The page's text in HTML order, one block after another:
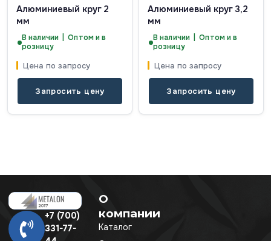
Алюминиевый круг 2
мм
В наличии | Оптом и в
розницу
Цена по запросу
Запросить цену
Алюминиевый круг 3,2
мм
В наличии | Оптом и в
розницу
Цена по запросу
Запросить цену
+7 (700)
331-77-
О
компании
Каталог